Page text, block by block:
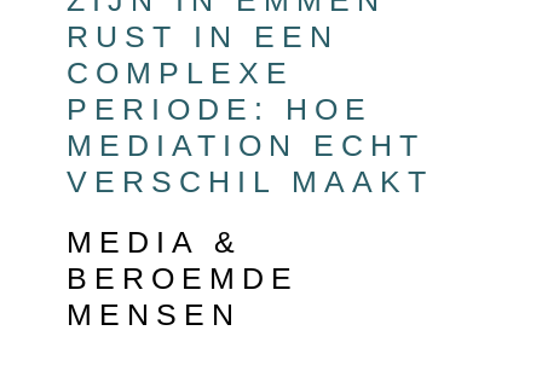
RUST IN EEN
COMPLEXE
PERIODE: HOE
MEDIATION ECHT
VERSCHIL MAAKT
MEDIA &
BEROEMDE
MENSEN